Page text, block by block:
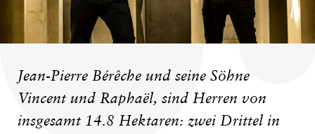
Jean-Pierre Bérêche und seine Söhne
Vincent und Raphaël, sind Herren von
insgesamt 14.8 Hektaren: zwei Drittel in